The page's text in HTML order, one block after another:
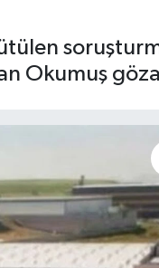
Okumuş